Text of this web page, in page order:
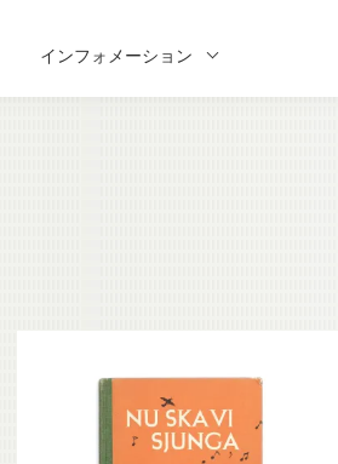
インフォメーション